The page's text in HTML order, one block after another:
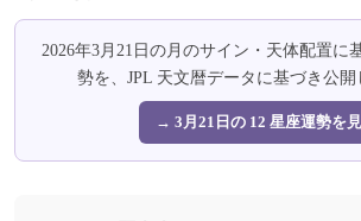
2026年3月21日の月のサイン・天体配置に
勢を、JPL 天文暦データに基づき公開
→ 3月21日の 12 星座運勢を